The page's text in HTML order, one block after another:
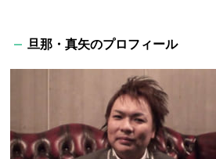
旦那・真矢のプロフィール